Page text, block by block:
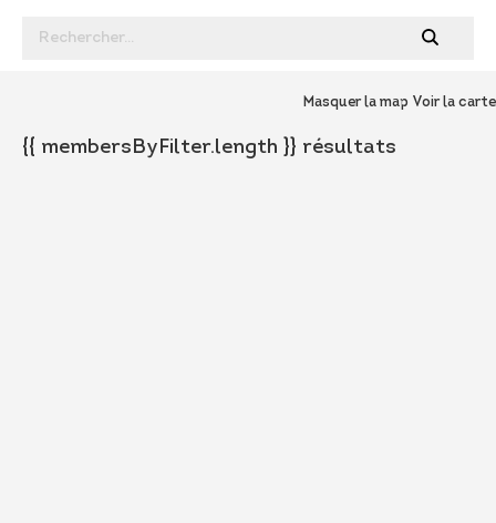
{{ membersByFilter.length }} résultats
Masquer la map Voir la carte